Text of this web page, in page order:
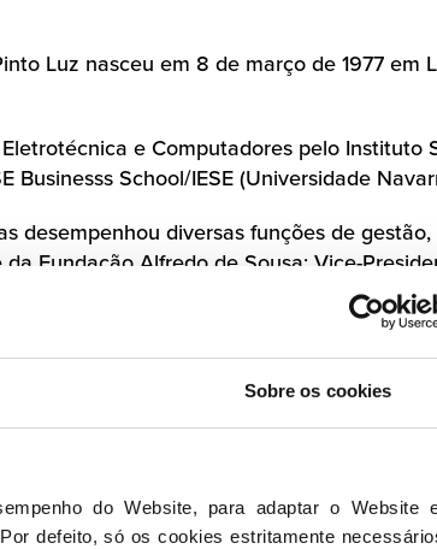
Sobre os cookies
do Website, para adaptar o Website
defeito, só os cookies estritamente
Luz nasceu em 8 de março de 1977 em
e Computadores pelo Instituto
Businesss School/IESE (Universidade
desempenhou diversas funções de
Fundação Alfredo de Sousa; Vice-
a direção do Inclusive Community Forum;
Regional de Turismo; Administrador da
várias empresas e agencias do sector
Grupo de Sistemas de Informação do
and Economics e no Instituto
Infraestruturas, Transportes e
o primeiro-ministro Pedro Passos
XXIV e XXV Governo.